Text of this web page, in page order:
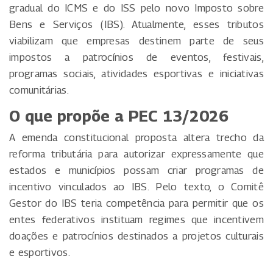
gradual do ICMS e do ISS pelo novo Imposto sobre
Bens e Serviços (IBS). Atualmente, esses tributos
viabilizam que empresas destinem parte de seus
impostos a patrocínios de eventos, festivais,
programas sociais, atividades esportivas e iniciativas
comunitárias.
O que propõe a PEC 13/2026
A emenda constitucional proposta altera trecho da
reforma tributária para autorizar expressamente que
estados e municípios possam criar programas de
incentivo vinculados ao IBS. Pelo texto, o Comitê
Gestor do IBS teria competência para permitir que os
entes federativos instituam regimes que incentivem
doações e patrocínios destinados a projetos culturais
e esportivos.